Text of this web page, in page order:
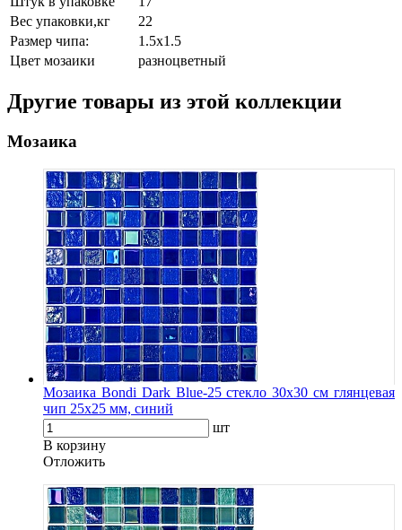
Вес упаковки,кг
22
Размер чипа:
1.5x1.5
Цвет мозаики
разноцветный
Другие товары из этой коллекции
Мозаика
Мозаика Bondi Dark Blue-25 стекло 30х30 см глянцевая
чип 25х25 мм, синий
шт
В корзину
Oтложить